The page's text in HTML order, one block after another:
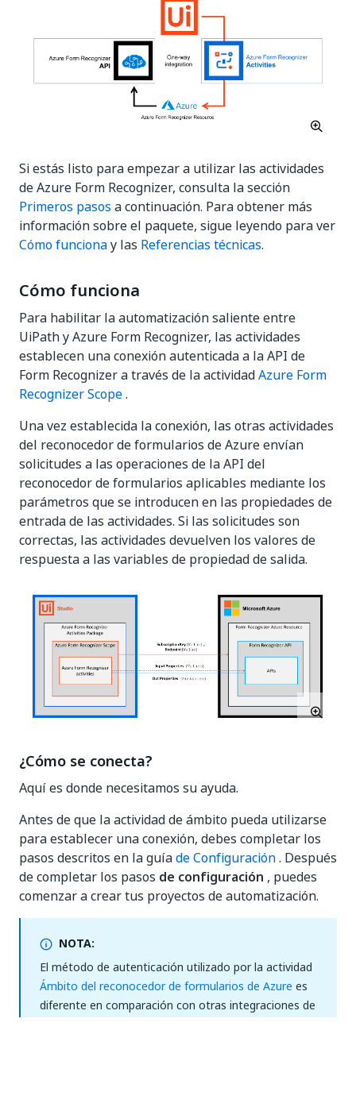
Si estás listo para empezar a utilizar las actividades
de Azure Form Recognizer, consulta la sección
Primeros pasos a continuación. Para obtener más
información sobre el paquete, sigue leyendo para ver
Cómo funcionay las Referencias técnicas.
Cómo funciona
Para habilitar la automatización saliente entre
UiPath y Azure Form Recognizer, las actividades
establecen una conexión autenticada a la API de
Form Recognizer a través de la actividadAzure Form
Recognizer Scope.
Una vez establecida la conexión, las otras actividades
del reconocedor de formularios de Azure envían
solicitudes a las operaciones de la API del
reconocedor de formularios aplicables mediante los
parámetros que se introducen en las propiedades de
entrada de las actividades. Si las solicitudes son
correctas, las actividades devuelven los valores de
respuesta a las variables de propiedad de salida.
¿Cómo se conecta?
Aquí es donde necesitamos su ayuda.
Antes de que la actividad de ámbito pueda utilizarse
para establecer una conexión, debes completar los
pasos descritos en la guíade Configuración. Después
de completar los pasos de configuración , puedes
comenzar a crear tus proyectos de automatización.
NOTA:
El método de autenticación utilizado por la actividad
Ámbito del reconocedor de formularios de Azure es
diferente en comparación con otras integraciones de